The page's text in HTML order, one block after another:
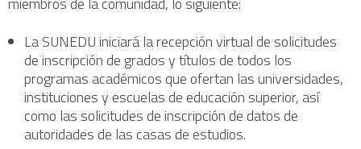
La SUNEDU iniciará la recepción virtual de solicitudes
de inscripción de grados y títulos de todos los
programas académicos que ofertan las universidades,
instituciones y escuelas de educación superior, así
como las solicitudes de inscripción de datos de
autoridades de las casas de estudios.